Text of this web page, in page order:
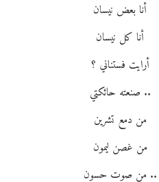
أنا بعض نيسان
أنا كل نيسان
أرايت فستناني ؟
.. صنعته حائكتي
من دمع تشرين
من غصن ليمون
.. من صوت حسون